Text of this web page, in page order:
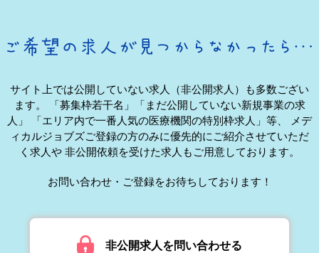
サイト上では公開していない求人（非公開求人）も多数ござい
ます。
「募集枠若干名」「まだ公開していない新規事業の求
人」
「エリア内で一番人気の医療機関の特別枠求人」等、
メデ
ィカルジョブズご登録の方のみに優先的にご紹介させていただ
く求人や 非公開依頼を受けた求人もご用意しております。
お問い合わせ・ご登録をお待ちしております！
非公開求人を問い合わせる